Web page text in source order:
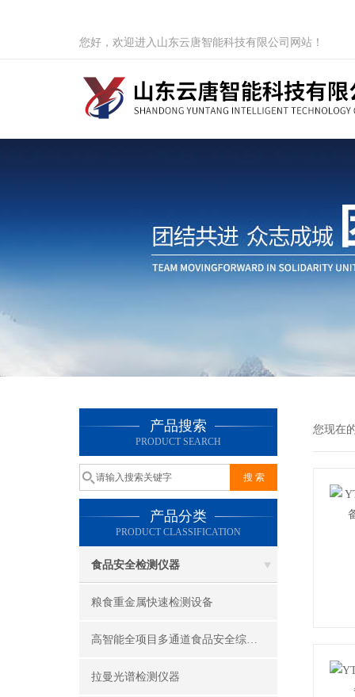
您好，欢迎进入山东云唐智能科技有限公司网站！
产品搜索
PRODUCT SEARCH
产品分类
PRODUCT CLASSIFICATION
食品安全检测仪器
粮食重金属快速检测设备
高智能全项目多通道食品安全综合检测仪器
拉曼光谱检测仪器
您现在